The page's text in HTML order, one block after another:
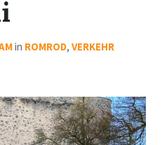
in ROMROD, VERKEHR